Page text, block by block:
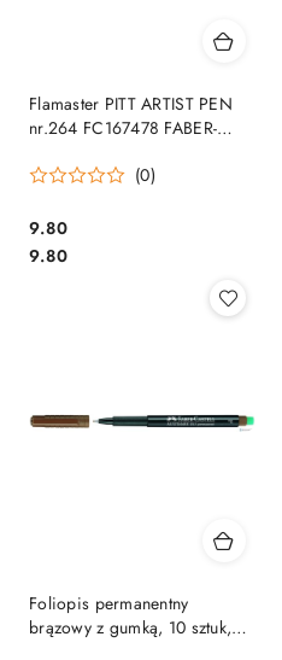
Flamaster PITT ARTIST PEN
nr.264 FC167478 FABER-
(0)
Cena:
9.80
Cena:
9.80
Foliopis permanentny
brązowy z gumką, 10 sztuk,